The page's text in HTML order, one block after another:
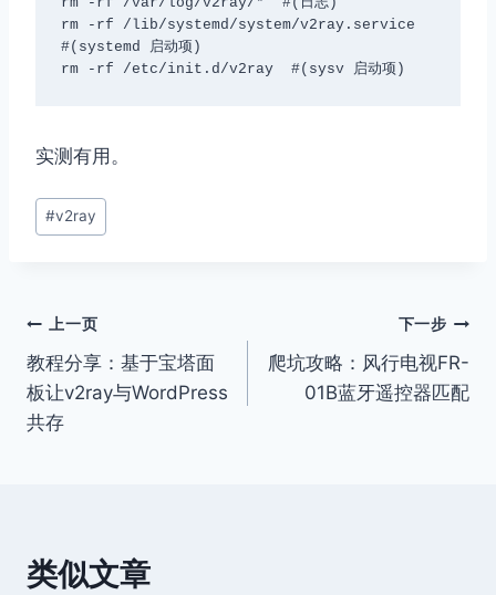
rm -rf /lib/systemd/system/v2ray.service
#(systemd 启动项)
rm -rf /etc/init.d/v2ray  #(sysv 启动项)
实测有用。
文
章
#v2ray
文
章
导
上一页
教程分享：基于宝塔面
板让v2ray与WordPress
共存
下一步
爬坑攻略：风行电视FR-
01B蓝牙遥控器匹配
类似文章